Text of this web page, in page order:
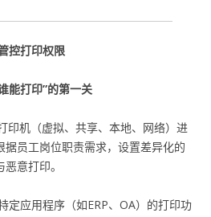
控打印权限
能打印”的第一关
印机（虚拟、共享、本地、网络）进
员工岗位职责需求，设置差异化的
意打印。
定应用程序（如ERP、OA）的打印功